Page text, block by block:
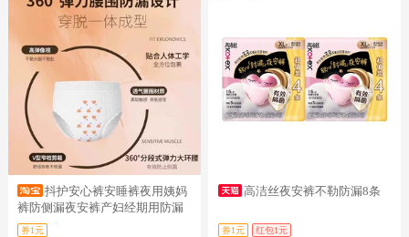
抖护安心裤安睡裤夜用姨妈
裤防侧漏夜安裤产妇经期用防漏
卫生巾
券1元
高洁丝夜安裤不勒防漏8条
券1元 红包1元